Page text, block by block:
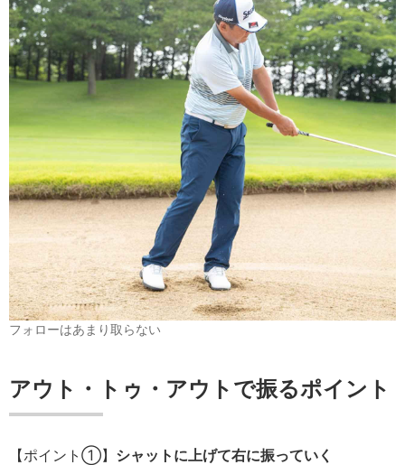
フォローはあまり取らない
アウト・トゥ・アウトで振るポイント
【ポイント①】 シャットに上げて右に振っていく